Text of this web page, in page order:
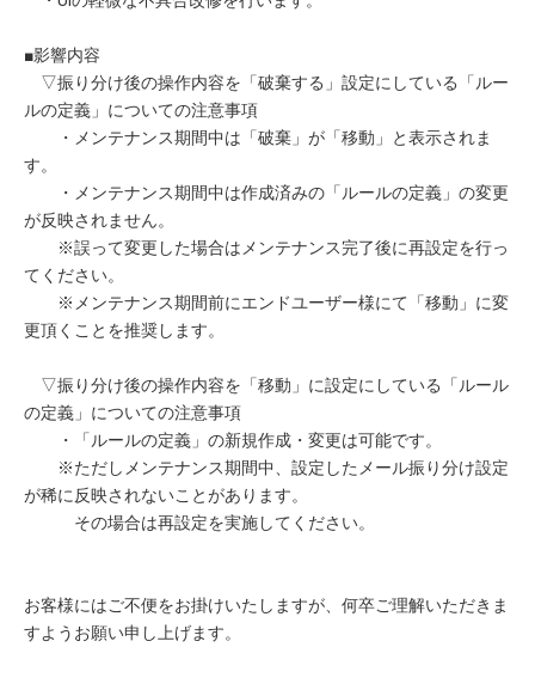
■影響内容
▽振り分け後の操作内容を「破棄する」設定にしている「ルー
ルの定義」についての注意事項
・メンテナンス期間中は「破棄」が「移動」と表示されま
す。
・メンテナンス期間中は作成済みの「ルールの定義」の変更
が反映されません。
※誤って変更した場合はメンテナンス完了後に再設定を行っ
てください。
※メンテナンス期間前にエンドユーザー様にて「移動」に変
更頂くことを推奨します。
▽振り分け後の操作内容を「移動」に設定にしている「ルール
の定義」についての注意事項
・「ルールの定義」の新規作成・変更は可能です。
※ただしメンテナンス期間中、設定したメール振り分け設定
が稀に反映されないことがあります。
その場合は再設定を実施してください。
お客様にはご不便をお掛けいたしますが、何卒ご理解いただきま
すようお願い申し上げます。